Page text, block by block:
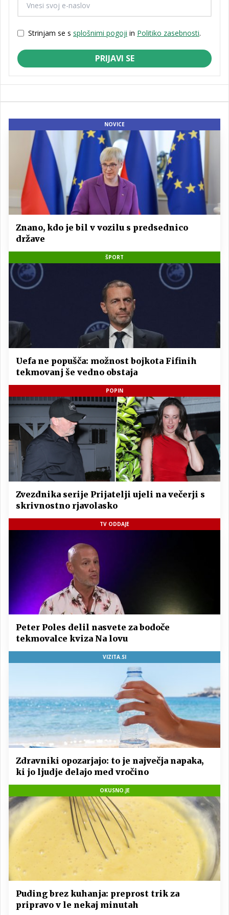
Strinjam se s splošnimi pogoji in Politiko zasebnosti.
PRIJAVI SE
NOVICE
Znano, kdo je bil v vozilu s predsednico
države
ŠPORT
Uefa ne popušča: možnost bojkota Fifinih
tekmovanj še vedno obstaja
POPIN
Zvezdnika serije Prijatelji ujeli na večerji s
skrivnostno rjavolasko
TV ODDAJE
Peter Poles delil nasvete za bodoče
tekmovalce kviza Na lovu
VIZITA.SI
Zdravniki opozarjajo: to je največja napaka,
ki jo ljudje delajo med vročino
OKUSNO.JE
Puding brez kuhanja: preprost trik za
pripravo v le nekaj minutah